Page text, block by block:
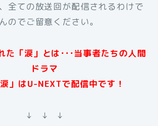
全ての放送回が配信されるわけで
のでご留意ください。
た「涙」とは･･･当事者たちの人間
ドラマ
」はU-NEXTで配信中です！
↓ ↓ ↓